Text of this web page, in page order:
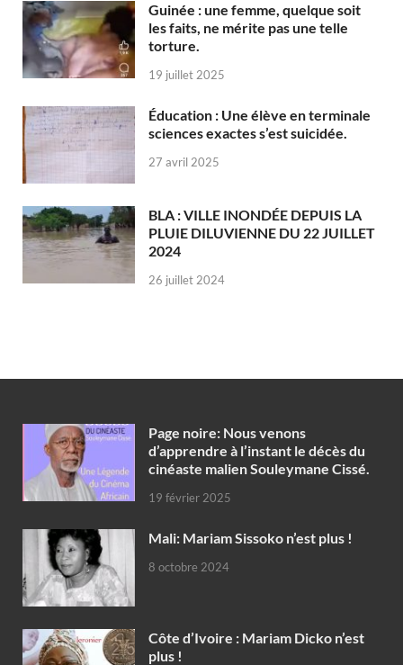
Guinée : une femme, quelque soit
les faits, ne mérite pas une telle
torture.
19 juillet 2025
Éducation : Une élève en terminale
sciences exactes s’est suicidée.
27 avril 2025
BLA : VILLE INONDÉE DEPUIS LA
PLUIE DILUVIENNE DU 22 JUILLET
2024
26 juillet 2024
Page noire: Nous venons
d’apprendre à l’instant le décès du
cinéaste malien Souleymane Cissé.
19 février 2025
Mali: Mariam Sissoko n’est plus !
8 octobre 2024
Côte d’Ivoire : Mariam Dicko n’est
plus !